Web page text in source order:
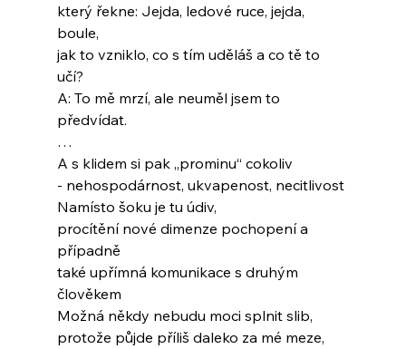
který řekne: Jejda, ledové ruce, jejda,
boule,
jak to vzniklo, co s tím uděláš a co tě to
učí?
A: To mě mrzí, ale neuměl jsem to
předvídat.
…
A s klidem si pak „prominu“ cokoliv
- nehospodárnost, ukvapenost, necitlivost
Namísto šoku je tu údiv,
procítění nové dimenze pochopení a
případně
také upřímná komunikace s druhým
člověkem
Možná někdy nebudu moci splnit slib,
protože půjde příliš daleko za mé meze,